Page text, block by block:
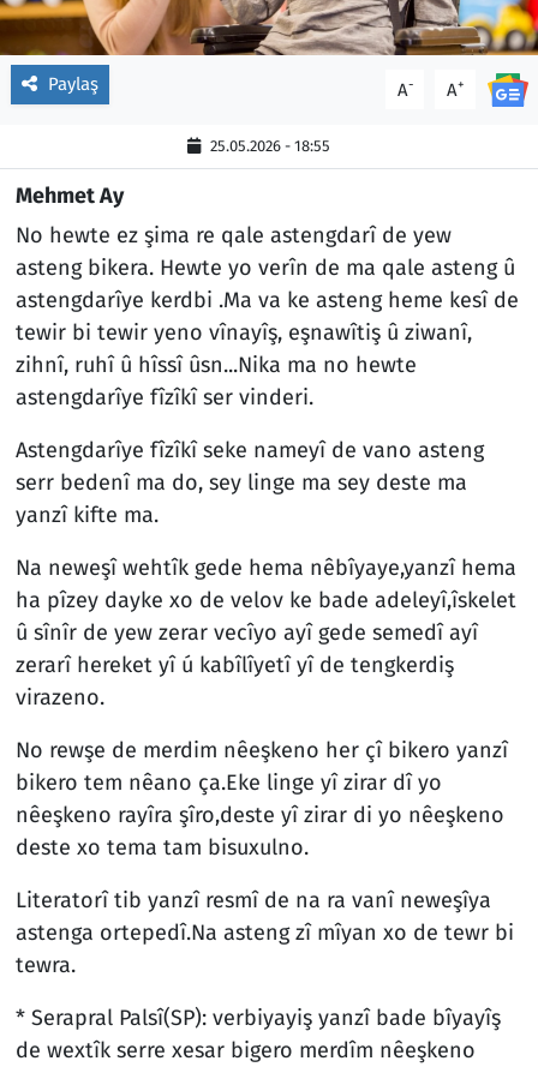
Paylaş A- A+
25.05.2026 - 18:55
Mehmet Ay
No hewte ez şima re qale astengdarî de yew
asteng bikera. Hewte yo verîn de ma qale asteng û
astengdarîye kerdbi .Ma va ke asteng heme kesî de
tewir bi tewir yeno vînayîş, eşnawîtiş û ziwanî,
zihnî, ruhî û hîssî ûsn...Nika ma no hewte
astengdarîye fîzîkî ser vinderi.
Astengdarîye fîzîkî seke nameyî de vano asteng
serr bedenî ma do, sey linge ma sey deste ma
yanzî kifte ma.
Na neweşî wehtîk gede hema nêbîyaye,yanzî hema
ha pîzey dayke xo de velov ke bade adeleyî,îskelet
û sînîr de yew zerar vecîyo ayî gede semedî ayî
zerarî hereket yî ú kabîlîyetî yî de tengkerdiş
virazeno.
No rewşe de merdim nêeşkeno her çî bikero yanzî
bikero tem nêano ça.Eke linge yî zirar dî yo
nêeşkeno rayîra şîro,deste yî zirar di yo nêeşkeno
deste xo tema tam bisuxulno.
Literatorî tib yanzî resmî de na ra vanî neweşîya
astenga ortepedî.Na asteng zî mîyan xo de tewr bi
tewra.
* Serapral Palsî(SP): verbiyayiş yanzî bade bîyayîş
de wextîk serre xesar bigero merdîm nêeşkeno